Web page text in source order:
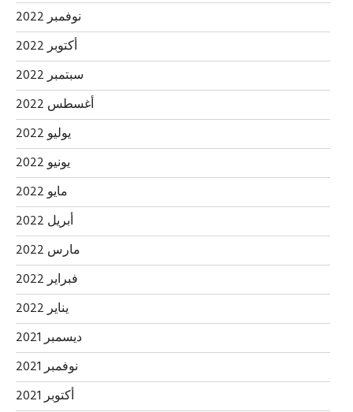
نوفمبر 2022
أكتوبر 2022
سبتمبر 2022
أغسطس 2022
يوليو 2022
يونيو 2022
مايو 2022
أبريل 2022
مارس 2022
فبراير 2022
يناير 2022
ديسمبر 2021
نوفمبر 2021
أكتوبر 2021